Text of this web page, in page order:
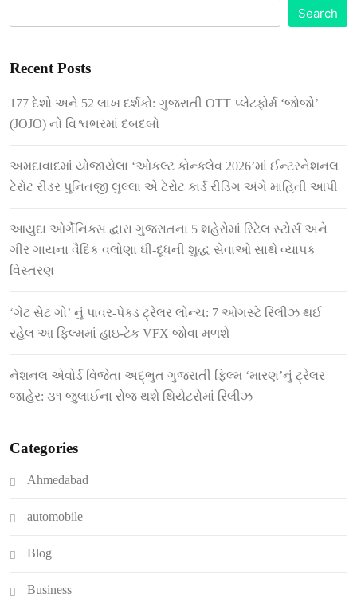
Search
Recent Posts
177 દેશો અને 52 લાખ દર્શકો: ગુજરાતી OTT પ્લેટફોર્મ ‘જોજો’
(JOJO) નો વિશ્વભરમાં દબદબો
અમદાવાદમાં યોજાયેલા ‘ઓકલ્ટ કોન્ક્લેવ 2026’માં ઈન્ટરનેશનલ
ટેરોટ રીડર પુનિતજી લુલ્લા એ ટેરોટ કાર્ડ રીડિંગ અંગે માહિતી આપી
આયુદા ઓર્ગેનિક્સ દ્વારા ગુજરાતના 5 શહેરોમાં રિટેલ સ્ટોર્સ અને
ગીર ગાયના વૈદિક વલોણા ઘી-દૂધની શુદ્ધ સેવાઓ સાથે વ્યાપક
વિસ્તરણ
‘ગેટ સેટ ગો’ નું પાવર-પેક્ડ ટ્રેલર લોન્ચ: 7 ઓગસ્ટે રિલીઝ થઈ
રહેલ આ ફિલ્મમાં હાઇ-ટેક VFX જોવા મળશે
નેશનલ એવોર્ડ વિજેતા અદ્ભુત ગુજરાતી ફિલ્મ ‘મારણ’નું ટ્રેલર
જાહેર: ૩૧ જુલાઈના રોજ થશે થિયેટરોમાં રિલીઝ
Categories
Ahmedabad
automobile
Blog
Business